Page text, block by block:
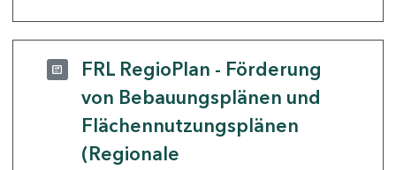
FRL RegioPlan - Förderung
von Bebauungsplänen und
Flächennutzungsplänen
(Regionale